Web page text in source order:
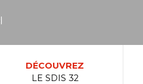
DÉCOUVREZ
LE SDIS 32